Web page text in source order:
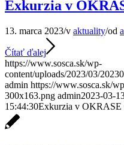
Exkurzia v
13. marca 2023/v aktuality/od
Čítať ďalej
https://www.sosca.sk/wp-
content/uploads/2023/03/
admin https://www.sosca.sk/
300x163.png admin2023-03-
15:44:30Exkurzia v